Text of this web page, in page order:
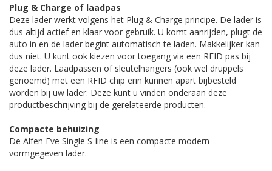
Plug & Charge of laadpas
Deze lader werkt volgens het Plug & Charge principe. De lader is
dus altijd actief en klaar voor gebruik. U komt aanrijden, plugt de
auto in en de lader begint automatisch te laden. Makkelijker kan
dus niet. U kunt ook kiezen voor toegang via een RFID pas bij
deze lader. Laadpassen of sleutelhangers (ook wel druppels
genoemd) met een RFID chip erin kunnen apart bijbesteld
worden bij uw lader. Deze kunt u vinden onderaan deze
productbeschrijving bij de gerelateerde producten.
Compacte behuizing
De Alfen Eve Single S-line is een compacte modern
vormgegeven lader.